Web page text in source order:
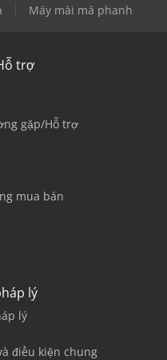
Máy mài má phanh
trợ
gặp/Hỗ trợ
mua bán
lý
lý
điều kiện chung